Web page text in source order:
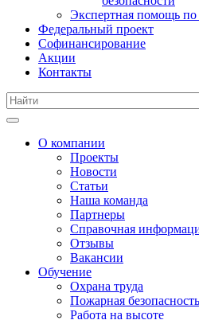
Экспертная помощь
Федеральный проект
Софинансирование
Акции
Контакты
О компании
Проекты
Новости
Статьи
Наша команда
Партнеры
Справочная
Отзывы
Вакансии
Обучение
Охрана труда
Пожарная безопасность
Работа на высоте